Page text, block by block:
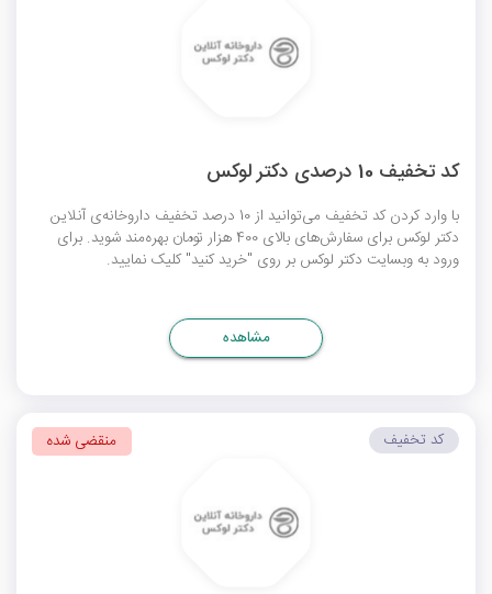
کد تخفیف 10 درصدی دکتر لوکس
با وارد کردن کد تخفیف می‌توانید از 10 درصد تخفیف داروخانه‌ی آنلاین
دکتر لوکس برای سفارش‌های بالای 400 هزار تومان بهره‌مند شوید. برای
ورود به وبسایت دکتر لوکس بر روی "خرید کنید" کلیک نمایید.
مشاهده
کد تخفیف منقضی شده